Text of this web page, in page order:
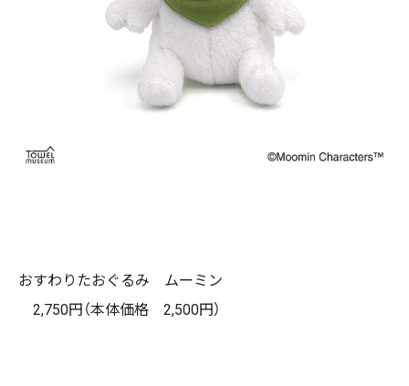
おすわりたおぐるみ ムーミン
2,750円（本体価格 2,500円）